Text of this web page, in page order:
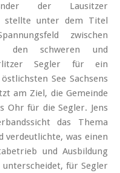
der Lausitzer
stellte unter dem Titel
zwischen
den schweren und
Segler für ein
See Sachsens
am Ziel, die Gemeinde
Ohr für die Segler. Jens
das Thema
verdeutlichte, was einen
und Ausbildung
für Segler